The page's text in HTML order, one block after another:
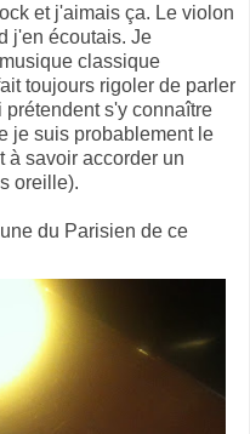
et j'aimais ça. Le violon
j'en écoutais. Je
classique
toujours rigoler de parler
s'y connaître
je suis probablement le
à savoir accorder un
oreille).
du Parisien de ce